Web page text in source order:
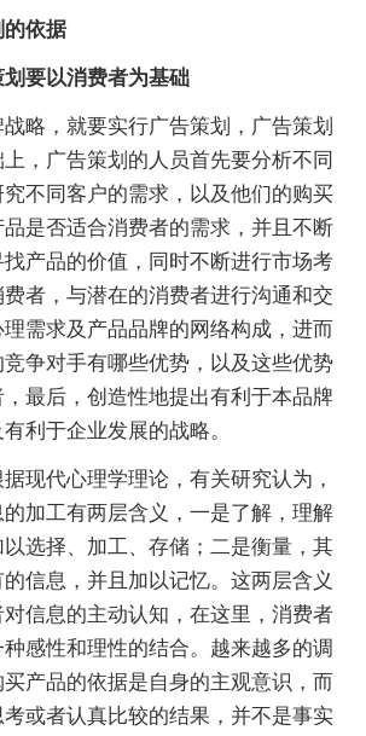
依据
要以消费者为基础
，就要实行广告策划，广告策划
，广告策划的人员首先要分析不同
不同客户的需求，以及他们的购买
是否适合消费者的需求，并且不断
产品的价值，同时不断进行市场考
者，与潜在的消费者进行沟通和交
需求及产品品牌的网络构成，进而
争对手有哪些优势，以及这些优势
最后，创造性地提出有利于本品牌
利于企业发展的战略。
代心理学理论，有关研究认为，
加工有两层含义，一是了解，理解
选择、加工、存储；二是衡量，其
信息，并且加以记忆。这两层含义
信息的主动认知，在这里，消费者
感性和理性的结合。越来越多的调
产品的依据是自身的主观意识，而
或者认真比较的结果，并不是事实